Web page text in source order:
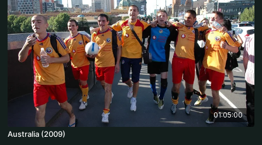
01:05:00
Australia (2009)